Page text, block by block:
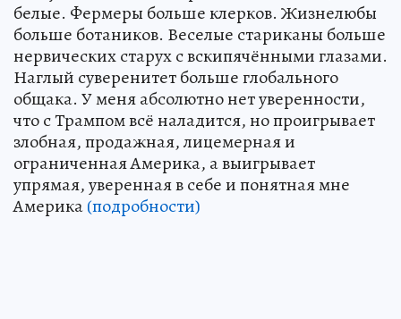
белые. Фермеры больше клерков. Жизнелюбы
больше ботаников. Веселые стариканы больше
нервических старух с вскипячёнными глазами.
Наглый суверенитет больше глобального
общака. У меня абсолютно нет уверенности,
что с Трампом всё наладится, но проигрывает
злобная, продажная, лицемерная и
ограниченная Америка, а выигрывает
упрямая, уверенная в себе и понятная мне
Америка(подробности)